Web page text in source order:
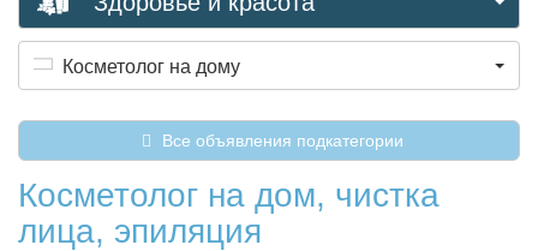
Косметолог на дому
Все объявления подкатегории
Косметолог на дом, чистка
лица, эпиляция